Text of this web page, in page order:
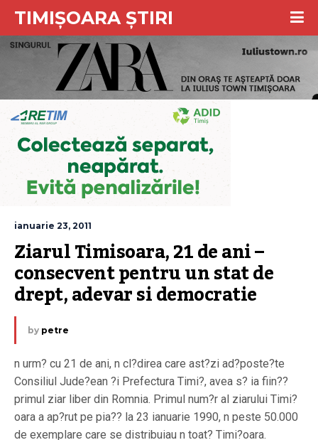
TIMIȘOARA ȘTIRI
ianuarie 23, 2011
Ziarul Timisoara, 21 de ani –
consecvent pentru un stat de
drept, adevar si democratie
by petre
n urm? cu 21 de ani, n cl?direa care ast?zi ad?poste?te
Consiliul Jude?ean ?i Prefectura Timi?, avea s? ia fiin??
primul ziar liber din Romnia. Primul num?r al ziarului Timi?
oara a ap?rut pe pia?? la 23 ianuarie 1990, n peste 50.000
de exemplare care se distribuiau n toat? Timi?oara.